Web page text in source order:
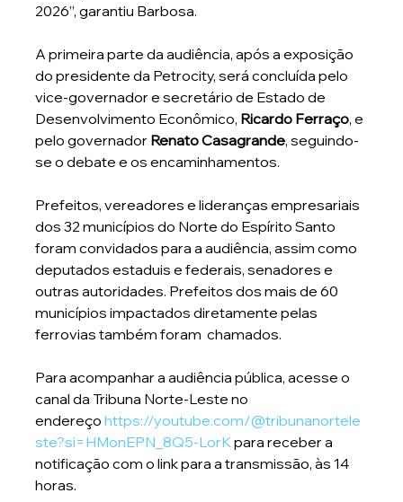
2026”, garantiu Barbosa.
A primeira parte da audiência, após a exposição
do presidente da Petrocity, será concluída pelo
vice-governador e secretário de Estado de
Desenvolvimento Econômico, Ricardo Ferraço, e
pelo governador Renato Casagrande, seguindo-
se o debate e os encaminhamentos.
Prefeitos, vereadores e lideranças empresariais
dos 32 municípios do Norte do Espírito Santo
foram convidados para a audiência, assim como
deputados estaduis e federais, senadores e
outras autoridades. Prefeitos dos mais de 60
municípios impactados diretamente pelas
ferrovias também foram  chamados.
Para acompanhar a audiência pública, acesse o
canal da Tribuna Norte-Leste no
endereço https://youtube.com/@tribunanortele
ste?si=HMonEPN_8Q5-LorK para receber a
notificação com o link para a transmissão, às 14
horas.